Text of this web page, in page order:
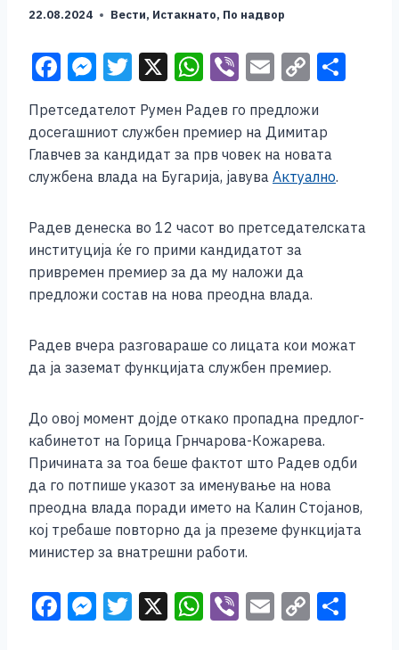
22.08.2024 Вести, Истакнато, По надвор
F
c
e
b
o
k
M
ss
e
n
er
T
wi
tt
er
X W
at
s
A
p
Vi
er
E
ai
l
C
p
y
Li
k
Претседателот Румен Радев го предложи
досегашниот службен премиер на Димитар
Главчев за кандидат за прв човек на новата
службена влада на Бугарија, јавува Актуално.
Радев денеска во 12 часот во претседателската
институција ќе го прими кандидатот за
привремен премиер за да му наложи да
предложи состав на нова преодна влада.
Радев вчера разговараше со лицата кои можат
да ја заземат функцијата службен премиер.
До овој момент дојде откако пропадна предлог-
кабинетот на Горица Грнчарова-Кожарева.
Причината за тоа беше фактот што Радев одби
да го потпише указот за именување на нова
преодна влада поради името на Калин Стојанов,
кој требаше повторно да ја преземе функцијата
министер за внатрешни работи.
F M T X W Vi E C